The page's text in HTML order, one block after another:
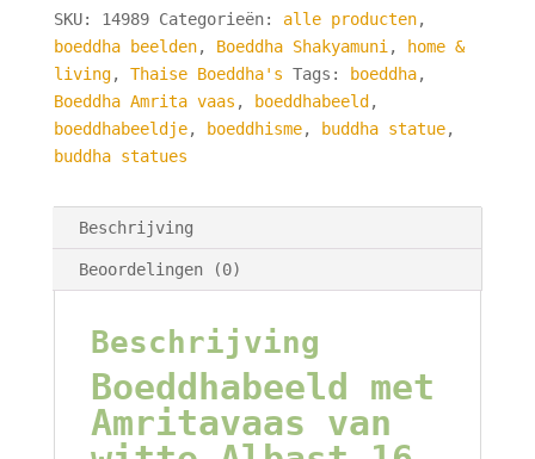
Amrita
vaas
cm
aantal
SKU: 14989 Categorieën: alle producten,
boeddha beelden, Boeddha Shakyamuni ,
home &
living, Thaise Boeddha's Tags: boeddha,
Boeddha Amrita vaas , boeddhabeeld ,
boeddhabeeldje, boeddhisme, buddha statue,
buddha statues
Beschrijving
Beoordelingen (0)
Beschrijving
Boeddhabeeld met
Amritavaas van